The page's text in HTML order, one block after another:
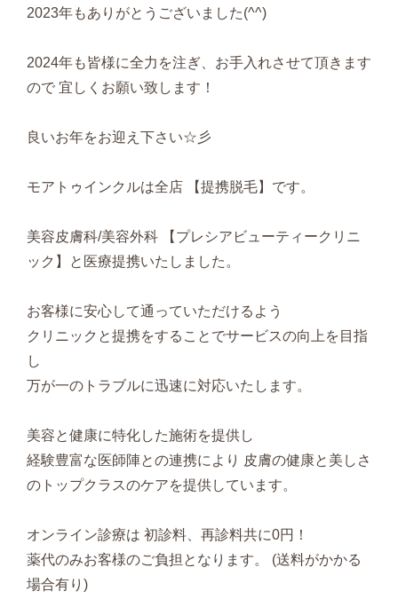
2023年もありがとうございました(^^)
2024年も皆様に全力を注ぎ、お手入れさせて頂きます
ので 宜しくお願い致します！
良いお年をお迎え下さい☆彡
モアトゥインクルは全店 【提携脱毛】です。
美容皮膚科/美容外科 【プレシアビューティークリニ
ック】と医療提携いたしました。
お客様に安心して通っていただけるよう
クリニックと提携をすることでサービスの向上を目指
し
万が一のトラブルに迅速に対応いたします。
美容と健康に特化した施術を提供し
経験豊富な医師陣との連携により 皮膚の健康と美しさ
のトップクラスのケアを提供しています。
オンライン診療は 初診料、再診料共に0円！
薬代のみお客様のご負担となります。 (送料がかかる
場合有り)